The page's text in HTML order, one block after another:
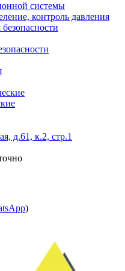
системы
контроль давления
д.61, к.2, стр.1
)